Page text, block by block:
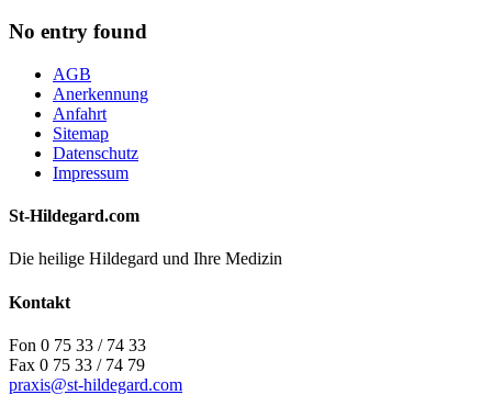
No entry found
AGB
Anerkennung
Anfahrt
Sitemap
Datenschutz
Impressum
St-Hildegard.com
Die heilige Hildegard und Ihre Medizin
Kontakt
Fon 0 75 33 / 74 33
Fax 0 75 33 / 74 79
praxis@st-hildegard.com